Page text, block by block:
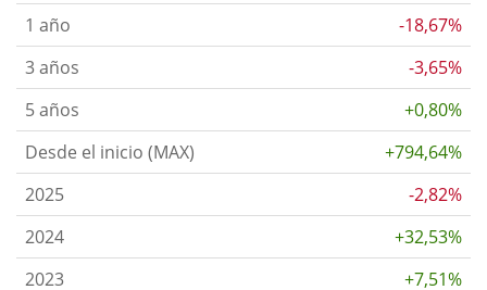
1 año
-18,67%
3 años
-3,65%
5 años
+0,80%
Desde el inicio (MAX)
+794,64%
2025
-2,82%
2024
+32,53%
2023
+7,51%